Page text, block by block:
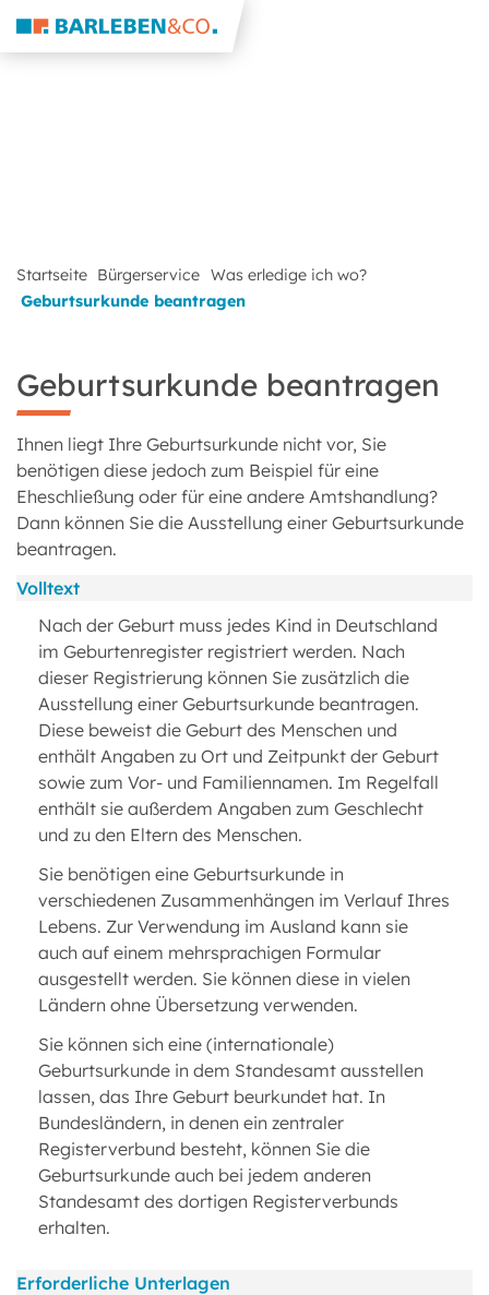
Startseite Bürgerservice Was erledige ich wo?
Geburtsurkunde beantragen
Geburtsurkunde beantragen
Ihnen liegt Ihre Geburtsurkunde nicht vor, Sie
benötigen diese jedoch zum Beispiel für eine
Eheschließung oder für eine andere Amtshandlung?
Dann können Sie die Ausstellung einer Geburtsurkunde
beantragen.
Volltext
Nach der Geburt muss jedes Kind in Deutschland
im Geburtenregister registriert werden. Nach
dieser Registrierung können Sie zusätzlich die
Ausstellung einer Geburtsurkunde beantragen.
Diese beweist die Geburt des Menschen und
enthält Angaben zu Ort und Zeitpunkt der Geburt
sowie zum Vor- und Familiennamen. Im Regelfall
enthält sie außerdem Angaben zum Geschlecht
und zu den Eltern des Menschen.
Sie benötigen eine Geburtsurkunde in
verschiedenen Zusammenhängen im Verlauf Ihres
Lebens. Zur Verwendung im Ausland kann sie
auch auf einem mehrsprachigen Formular
ausgestellt werden. Sie können diese in vielen
Ländern ohne Übersetzung verwenden.
Sie können sich eine (internationale)
Geburtsurkunde in dem Standesamt ausstellen
lassen, das Ihre Geburt beurkundet hat. In
Bundesländern, in denen ein zentraler
Registerverbund besteht, können Sie die
Geburtsurkunde auch bei jedem anderen
Standesamt des dortigen Registerverbunds
erhalten.
Erforderliche Unterlagen